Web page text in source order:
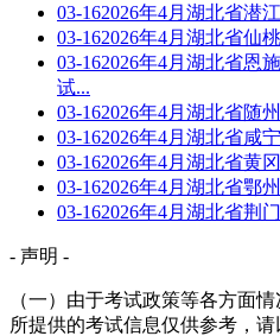
03-162026年4月湖北省潜
03-162026年4月湖北省仙
03-162026年4月湖北省恩
试...
03-162026年4月湖北省随
03-162026年4月湖北省咸
03-162026年4月湖北省黄
03-162026年4月湖北省鄂
03-162026年4月湖北省荆
- 声明 -
（一）由于考试政策等各方面
所提供的考试信息仅供参考，